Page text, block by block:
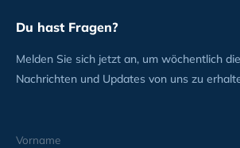
Du hast Fragen?
Melden Sie sich jetzt an, um wöchentlich
Nachrichten und Updates von uns zu
Vorname